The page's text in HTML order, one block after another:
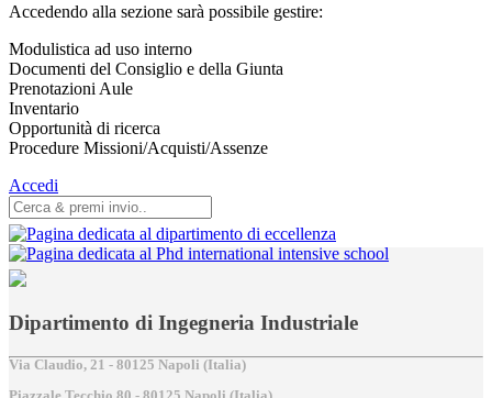
Accedendo alla sezione sarà possibile gestire:
Modulistica ad uso interno
Documenti del Consiglio e della Giunta
Prenotazioni Aule
Inventario
Opportunità di ricerca
Procedure Missioni/Acquisti/Assenze
Accedi
Dipartimento di Ingegneria Industriale
Via Claudio, 21 - 80125 Napoli (Italia)